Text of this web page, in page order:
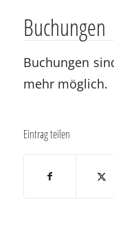
Buchungen
Buchungen
mehr möglich.
Eintrag teilen